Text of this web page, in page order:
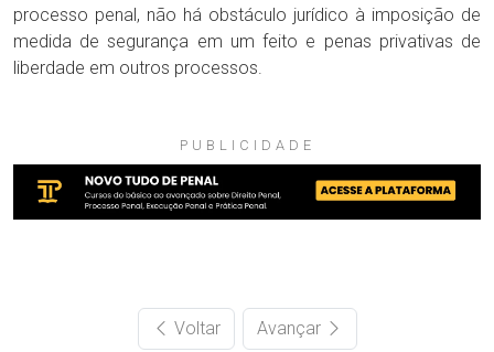
processo penal, não há obstáculo jurídico à imposição de
medida de segurança em um feito e penas privativas de
liberdade em outros processos.
PUBLICIDADE
Voltar Avançar